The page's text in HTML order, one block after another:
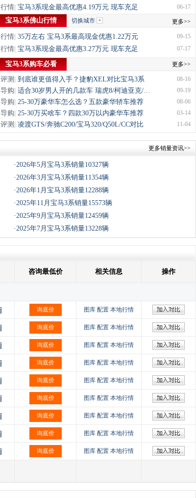
行情 宝马3系现金最高优惠4.19万元 现车充足 06-17
宝马3系佛山行情 切换城市 更多>>
行情 35万左右 宝马3系最高现金优惠1.22万元 09-15
行情 宝马3系现金最高优惠3.27万元 现车充足 07-17
宝马3系购车必看 更多>>
评测 到底谁更值得入手？捷豹XEL对比宝马3系 08-16
导购 适合30岁男人开的几款车 瑞虎8/柯迪亚克/… 09-19
导购 25-30万豪华车怎么选？五款豪华轿车推荐 08-06
导购 25-30万买啥车？四款30万以内豪华车推荐 03-14
评测 凌渡GTS/奔驰C200/宝马320/Q50L/CC对比 11-04
更多销量资讯>>
·2026年5月宝马3系销量10327辆
·2026年3月宝马3系销量11354辆
·2026年1月宝马3系销量12288辆
·2025年11月宝马3系销量15573辆
·2025年9月宝马3系销量12459辆
·2025年7月宝马3系销量13228辆
咨询最低价 相关信息 操作
询底价 图库 配置 本地行情
询底价 图库 配置 本地行情
询底价 图库 配置 本地行情
询底价 图库 配置 本地行情
询底价 图库 配置 本地行情
询底价 图库 配置 本地行情
询底价 图库 配置 本地行情
询底价 图库 配置 本地行情
询底价 图库 配置 本地行情